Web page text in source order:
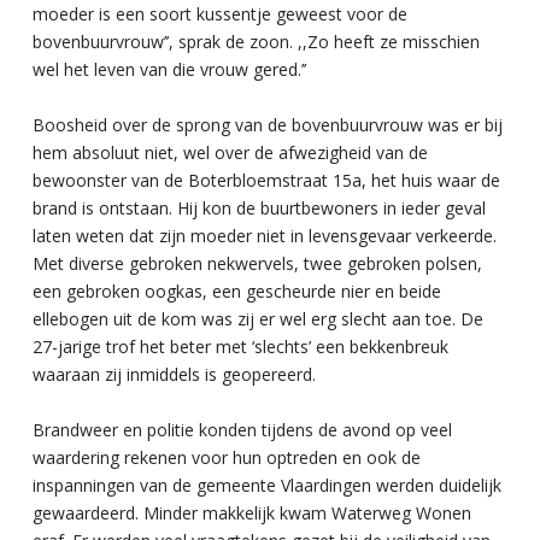
moeder is een soort kussentje geweest voor de
bovenbuurvrouw’’, sprak de zoon. ,,Zo heeft ze misschien
wel het leven van die vrouw gered.’’
Boosheid over de sprong van de bovenbuurvrouw was er bij
hem absoluut niet, wel over de afwezigheid van de
bewoonster van de Boterbloemstraat 15a, het huis waar de
brand is ontstaan. Hij kon de buurtbewoners in ieder geval
laten weten dat zijn moeder niet in levensgevaar verkeerde.
Met diverse gebroken nekwervels, twee gebroken polsen,
een gebroken oogkas, een gescheurde nier en beide
ellebogen uit de kom was zij er wel erg slecht aan toe. De
27-jarige trof het beter met ‘slechts’ een bekkenbreuk
waaraan zij inmiddels is geopereerd.
Brandweer en politie konden tijdens de avond op veel
waardering rekenen voor hun optreden en ook de
inspanningen van de gemeente Vlaardingen werden duidelijk
gewaardeerd. Minder makkelijk kwam Waterweg Wonen